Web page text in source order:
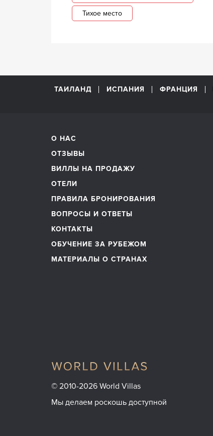
Тихое место
ТАИЛАНД ИСПАНИЯ ФРАНЦИЯ
О НАС
ОТЗЫВЫ
ВИЛЛЫ НА ПРОДАЖУ
ОТЕЛИ
ПРАВИЛА БРОНИРОВАНИЯ
ВОПРОСЫ И ОТВЕТЫ
КОНТАКТЫ
ОБУЧЕНИЕ ЗА РУБЕЖОМ
МАТЕРИАЛЫ О СТРАНАХ
© 2010-2026 World Villas
Мы делаем роскошь доступной